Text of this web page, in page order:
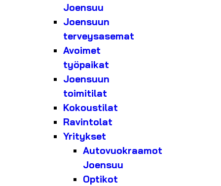
Joensuu
Joensuun
terveysasemat
Avoimet
työpaikat
Joensuun
toimitilat
Kokoustilat
Ravintolat
Yritykset
Autovuokraamot
Joensuu
Optikot